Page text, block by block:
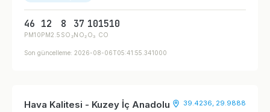
46
PM10
12
PM2.5
8
SO₂
37
NO₂
10
O₃
1510
CO
Son güncelleme: 2026-08-06T05:41:55.341000
Hava Kalitesi - Kuzey İç Anadolu
39.4236, 29.9888